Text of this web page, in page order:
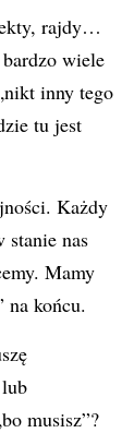
rajdy…
wiele
inny tego
tu jest
Każdy
nas
Mamy
na końcu.
musisz”?